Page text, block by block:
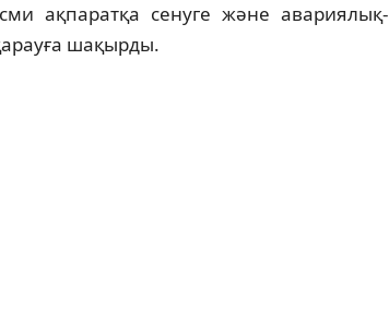
ақпаратқа сенуге және авариялық-
шақырды.